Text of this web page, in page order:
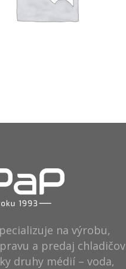
na výrobu,
a predaj chladičov
druhy médií – voda,